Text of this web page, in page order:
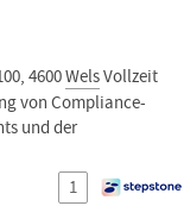
4600WelsVollzeit
von Compliance-
und der
1